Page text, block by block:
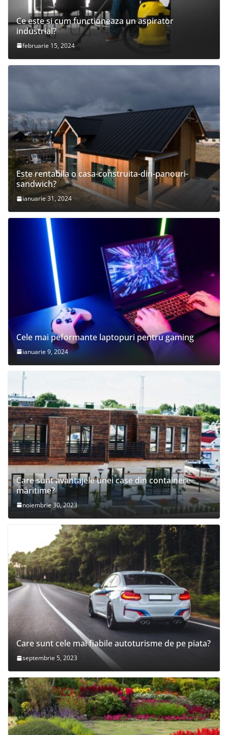
Ce este si cum functioneaza un aspirator
industrial?
februarie 15, 2024
Este rentabila o casa-construita-din-panouri-
sandwich?
ianuarie 31, 2024
Cele mai peformante laptopuri pentru gaming
ianuarie 9, 2024
Care sunt avantajele unei case din containere
maritime?
noiembrie 30, 2023
Care sunt cele mai fiabile autoturisme de pe piata?
septembrie 5, 2023